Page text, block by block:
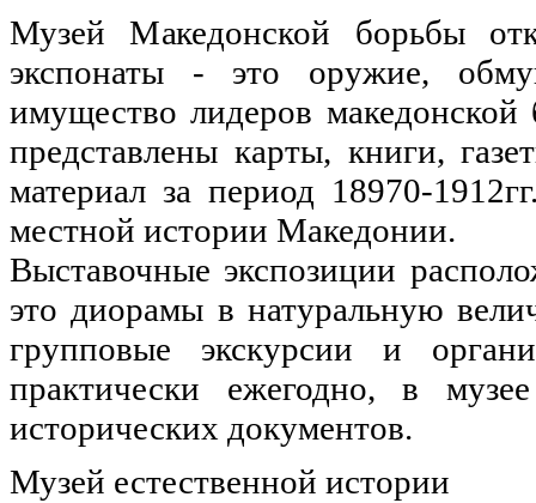
Музей Македонской борьбы
экспонаты - это оружие,
имущество лидеров
представлены карты, книги,
материал за период 18970-
местной истории Македонии.
Выставочные экспозиции
это диорамы в натуральную
групповые экскурсии и
практически ежегодно, в
исторических документов.
Музей естественной истории